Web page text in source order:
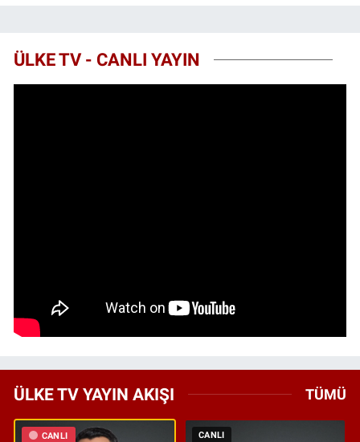
ÜLKE TV - CANLI YAYIN
ÜLKE TV YAYIN AKIŞI TÜMÜ
CANLI CANLI